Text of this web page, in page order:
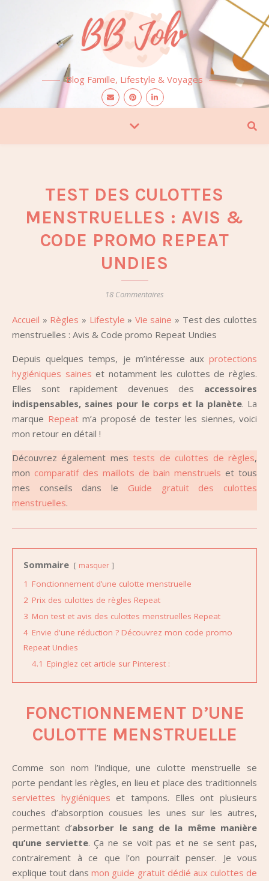
Blog Famille, Lifestyle & Voyages
TEST DES CULOTTES
MENSTRUELLES : AVIS &
CODE PROMO REPEAT
UNDIES
18 Commentaires
Accueil » Règles » Lifestyle » Vie saine » Test des culottes
menstruelles : Avis & Code promo Repeat Undies
Depuis quelques temps, je m’intéresse aux protections
hygiéniques saines et notamment les culottes de règles.
Elles sont rapidement devenues des accessoires
indispensables, saines pour le corps et la planète. La
marque Repeatm’a proposé de tester les siennes, voici
mon retour en détail !
Découvrez également mestests de culottes de règles,
mon comparatif des maillots de bain menstruels et tous
mes conseils dans le Guide gratuit des culottes
menstruelles.
Sommaire masquer
1 Fonctionnement d’une culotte menstruelle
2 Prix des culottes de règles Repeat
3 Mon test et avis des culottes menstruelles Repeat
4 Envie d'une réduction ? Découvrez mon code promo
Repeat Undies
4.1 Epinglez cet article sur Pinterest :
FONCTIONNEMENT D’UNE
CULOTTE MENSTRUELLE
Comme son nom l’indique, une culotte menstruelle se
porte pendant les règles, en lieu et place des traditionnels
serviettes hygiéniques et tampons. Elles ont plusieurs
couches d’absorption cousues les unes sur les autres,
permettant d’absorber le sang de la même manière
qu’une serviette. Ça ne se voit pas et ne se sent pas,
contrairement à ce que l’on pourrait penser. Je vous
explique tout dansmon guide gratuit dédié aux culottes de